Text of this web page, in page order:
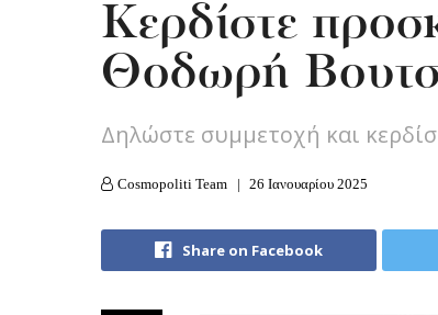
Κερδίστε
Θοδωρή
Δηλώστε συμμετοχή και
Cosmopoliti Team 26 Ιανουαρίου 2025
Share on Facebook